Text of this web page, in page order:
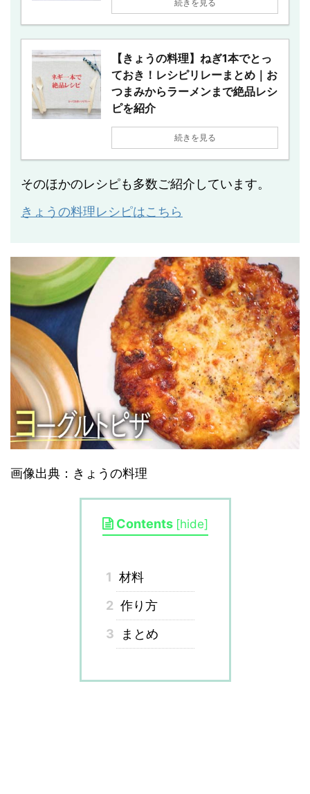
続きを見る
【きょうの料理】ねぎ1本でとっ
ておき！レシピリレーまとめ｜お
つまみからラーメンまで絶品レシ
ピを紹介
続きを見る
そのほかのレシピも多数ご紹介しています。
きょうの料理レシピはこちら
画像出典：きょうの料理
Contents [hide]
1 材料
2 作り方
3
まとめ